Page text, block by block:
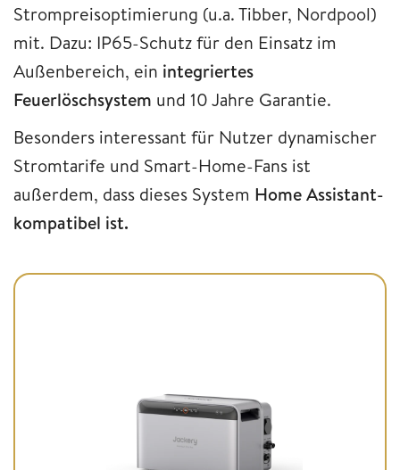
Strompreisoptimierung (u.a. Tibber, Nordpool)
mit. Dazu: IP65-Schutz für den Einsatz im
Außenbereich, ein integriertes
Feuerlöschsystem und 10 Jahre Garantie.
Besonders interessant für Nutzer dynamischer
Stromtarife und Smart-Home-Fans ist
außerdem, dass dieses System Home Assistant-
kompatibel ist.